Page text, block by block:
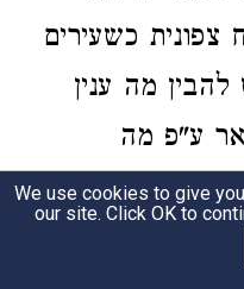
צפונית כשעירים
להבין מה ענין
ע"פ מה
מאריך באחד
למעלה ולמטה
We use cookies to give
our site. Click OK to